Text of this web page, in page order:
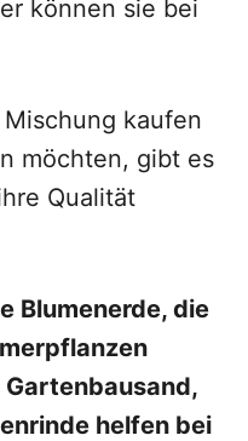
können sie bei
kaufen
möchten, gibt es
Qualität
Blumenerde, die
helfen bei